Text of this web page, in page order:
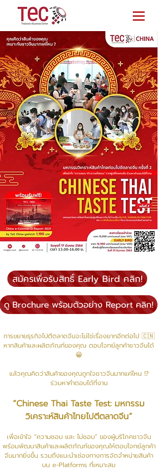
การขยายธุรกิจไปตีตลาดจีนจะไม่ใช่เรื่องยากอีกต่อไป 🇨🇳
หากสินค้าและผลิตภัณฑ์ของคุณ ตอบโจทย์ลูกค้าชาวจีนได้
😀
แล้วคุณคิดว่าสินค้าของคุณถูกใจชาวจีนมากแค่ไหน ⁉
ร่วมหาคำตอบได้ที่งาน
“Chinese Thai Taste Test: มหกรรม
วิเคราะห์สินค้าไทยไปตีตลาดจีน”
เพื่อเข้าใจ “ความชอบ และ ไม่ชอบ” ของผู้บริโภคชาวจีน
พร้อมพัฒนาสินค้าและผลิตภัณฑ์ของคุณให้ตอบโจทย์ลูกค้า
จีนมากยิ่งขึ้น รวมถึงแนะนำเช่องทางการจัดจำหน่ายสินค้า
บน e-Platforms ที่เหมาะสม
สมัครเพื่อรับสิทธิ์ Early Bird คลิก!
ดู Brochure พร้อมตัวอย่าง Report คลิก!